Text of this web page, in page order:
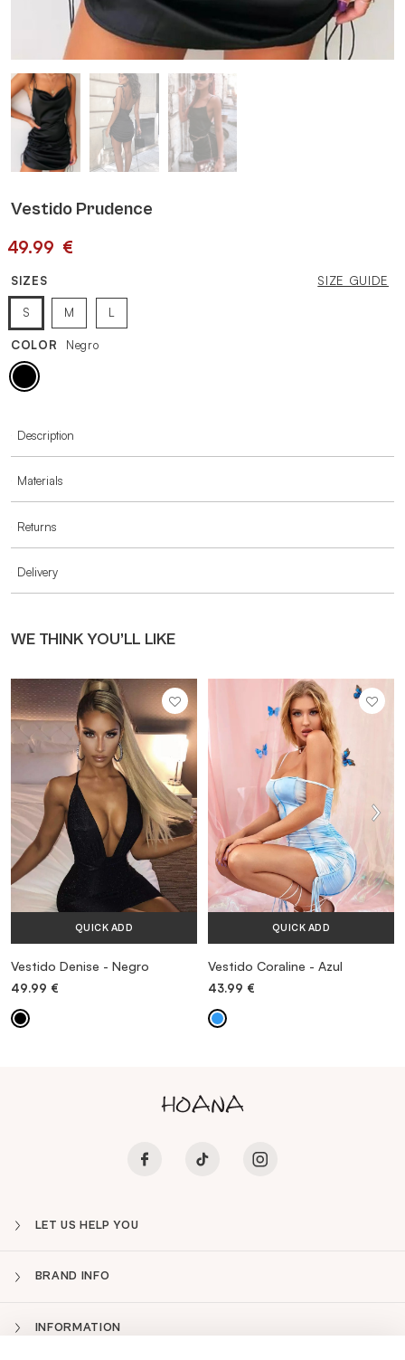
Vestido Prudence
49.99 €
SIZES SIZE GUIDE
S M L
COLOR Negro
Description
Materials
Returns
Delivery
WE THINK YOU’LL LIKE
QUICK ADD
Vestido Denise - Negro
49.99 €
QUICK ADD
Vestido Coraline - Azul
43.99 €
LET US HELP YOU
BRAND INFO
INFORMATION